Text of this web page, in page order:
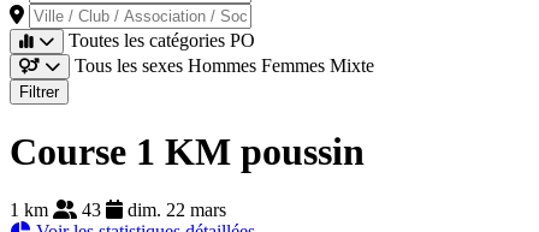
Ville / Club / Association / Société
Toutes les catégories PO
Tous les sexes Hommes Femmes Mixte
Filtrer
Course 1 KM poussin
1 km 43
dim. 22 mars